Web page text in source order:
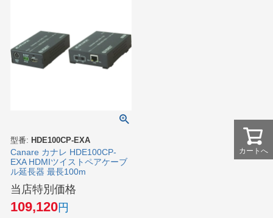
型番: HDE100CP-EXA
Canare カナレ HDE100CP-
EXA HDMIツイストペアケーブ
ル延長器 最長100m
当店特別価格
109,120
カートへ